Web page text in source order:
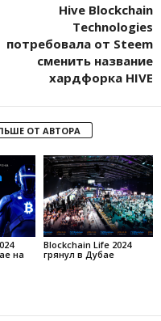
Hive Blockchain
Technologies
потребовала от Steem
сменить название
хардфорка HIVE
ОТ АВТОРА
на
Blockchain Life 2024
грянул в Дубае